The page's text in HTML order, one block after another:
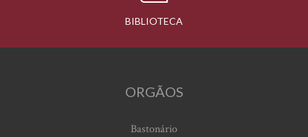
BIBLIOTECA
ORGÃOS
Bastonário